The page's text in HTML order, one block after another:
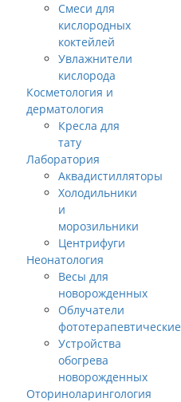
Смеси для
кислородных
коктейлей
Увлажнители
кислорода
Косметология и
дерматология
Кресла для
тату
Лаборатория
Аквадистилляторы
Холодильники
и
морозильники
Центрифуги
Неонатология
Весы для
новорожденных
Облучатели
фототерапевтические
Устройства
обогрева
новорожденных
Оториноларингология